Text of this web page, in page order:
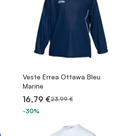
Veste Errea Ottawa Bleu
Marine
16,79 €23,99 €
-30%